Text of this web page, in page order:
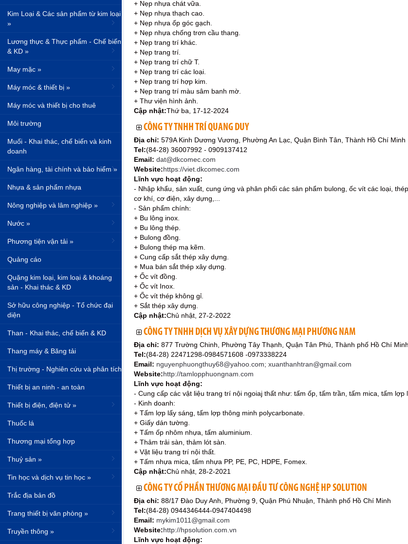
Kim Loại & Các sản phẩm từ kim loại
»
Lương thực & Thực phẩm - Chế biến
& KD »
May mặc »
Máy móc & thiết bị »
Máy móc và thiết bị cho thuê
Môi trường
Muối - Khai thác, chế biến và kinh
doanh
Ngân hàng, tài chính và bảo hiểm »
Nhựa & sản phẩm nhựa
Nông nghiệp và lâm nghiệp »
Nước »
Phương tiện vận tải »
Quảng cáo
Quặng kim loại, kim loại & khoáng
sản - Khai thác & KD
Sở hữu công nghiệp - Tổ chức đại
diện
Than - Khai thác, chế biến & KD
Thang máy & Băng tải
Thị trường - Nghiên cứu và phân tích
Thiết bị an ninh - an toàn
Thiết bị điện, điện tử »
Thuốc lá
Thương mại tổng hợp
Thuỷ sản »
Tin học và dịch vụ tin học »
Trắc địa bản đồ
Trang thiết bị văn phòng »
Truyền thông »
+ Nẹp nhựa chát vữa.
+ Nẹp nhựa thạch cao.
+ Nẹp nhựa ốp góc gạch.
+ Nẹp nhựa chống trơn cầu thang.
+ Nẹp trang trí khác.
+ Nẹp trang trí.
+ Nẹp trang trí chữ T.
+ Nẹp trang trí các loại.
+ Nẹp trang trí hợp kim.
+ Nẹp trang trí màu sâm banh mờ.
+ Thư viện hình ảnh.
Cập nhật:Thứ ba, 17-12-2024
CÔNG TY TNHH TRÍ QUANG DUY
Địa chỉ: 579A Kinh Dương Vương, Phường An Lạc, Quận Bình Tân, Thành Hồ Chí Minh
Tel:(84-28) 36007992 - 0909137412
Email: dat@dkcomec.com
Website:https://viet.dkcomec.com
Lĩnh vực hoạt động:
- Nhập khẩu, sản xuất, cung ứng và phân phối các sản phẩm bulong, ốc vít các loại,
cơ khí, cơ điện, xây dựng,...
- Sản phẩm chính:
+ Bu lông inox.
+ Bu lông thép.
+ Bulong đồng.
+ Bulong thép mạ kẽm.
+ Cung cấp sắt thép xây dựng.
+ Mua bán sắt thép xây dựng.
+ Ốc vít đồng.
+ Ốc vít Inox.
+ Ốc vít thép không gỉ.
+ Sắt thép xây dựng.
Cập nhật:Chủ nhật, 27-2-2022
CÔNG TY TNHH DỊCH VỤ XÂY DỰNG THƯƠNG MẠI PHƯƠNG NAM
Địa chỉ: 877 Trường Chinh, Phường Tây Thạnh, Quận Tân Phú, Thành phố Hồ Chí Minh
Tel:(84-28) 22471298-0984571608 -0973338224
Email: nguyenphuongthuy68@yahoo.com; xuanthanhtran@gmail.com
Website:http://tamlopphuongnam.com
Lĩnh vực hoạt động:
- Cung cấp các vật liệu trang trí nội ngoiaj thất như: tấm ốp, tấm trần, tấm mica, tấm lợp
- Kinh doanh:
+ Tấm lợp lấy sáng, tấm lợp thông minh polycarbonate.
+ Giấy dán tường.
+ Tấm ốp nhôm nhựa, tấm aluminium.
+ Thảm trải sàn, thảm lót sàn.
+ Vật liệu trang trí nội thất.
+ Tấm nhựa mica, tấm nhựa PP, PE, PC, HDPE, Fomex.
Cập nhật:Chủ nhật, 28-2-2021
CÔNG TY CỔ PHẦN THƯƠNG MẠI ĐẦU TƯ CÔNG NGHỆ HP SOLUTION
Địa chỉ: 88/17 Đào Duy Anh, Phường 9, Quận Phú Nhuận, Thành phố Hồ Chí Minh
Tel:(84-28) 0944346444-0947404498
Email: mykim1011@gmail.com
Website:http://hpsolution.com.vn
Lĩnh vực hoạt động: